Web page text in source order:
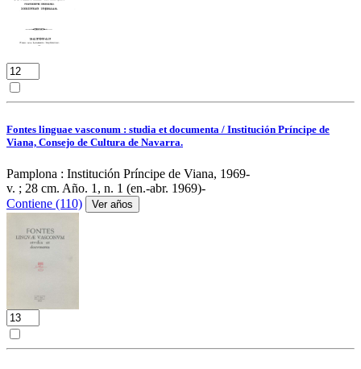
Fontes linguae vasconum : studia et documenta / Institución Príncipe de
Viana, Consejo de Cultura de Navarra.
Pamplona : Institución Príncipe de Viana, 1969-
v. ; 28 cm. Año. 1, n. 1 (en.-abr. 1969)-
Contiene (110)
Ver años